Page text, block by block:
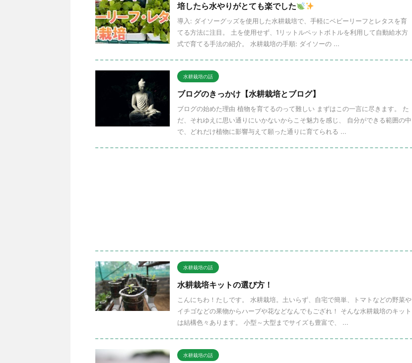
培したら水やりがとても楽でした
導入: ダイソーグッズを使用した水耕栽培で、手軽にベビーリーフとレタスを育
てる方法に注目。 土を使用せず、1リットルペットボトルを利用して自動給水方
式で育てる手法の紹介。 水耕栽培の手順: ダイソーの ...
水耕栽培の話
ブログのきっかけ【水耕栽培とブログ】
ブログの始めた理由 植物を育てるのって難しい まずはこの一言に尽きます。 た
だ、それゆえに思い通りにいかないからこそ魅力を感じ、 自分ができる範囲の中
で、どれだけ植物に影響与えて願った通りに育てられる ...
水耕栽培の話
水耕栽培キットの選び方！
こんにちわ！たしです。 水耕栽培。土いらず、自宅で簡単、トマトなどの野菜や
イチゴなどの果物からハーブや花などなんでもござれ！ そんな水耕栽培のキット
は結構色々あります。 小型～大型までサイズも豊富で、 ...
水耕栽培の話